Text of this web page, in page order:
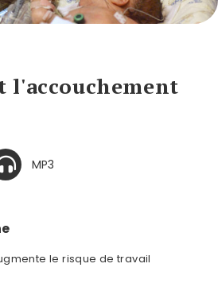
l'accouchement
MP3
le risque de travail